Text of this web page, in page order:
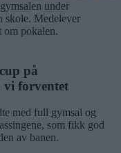
under
skole. Medelever
om pokalen.
på
vi forventet
med full gymsal og
som fikk god
av banen.